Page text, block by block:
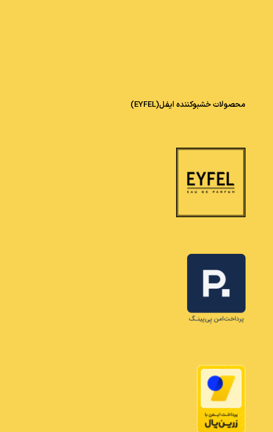
محصولات خشبوکننده ایفل(EYFEL)